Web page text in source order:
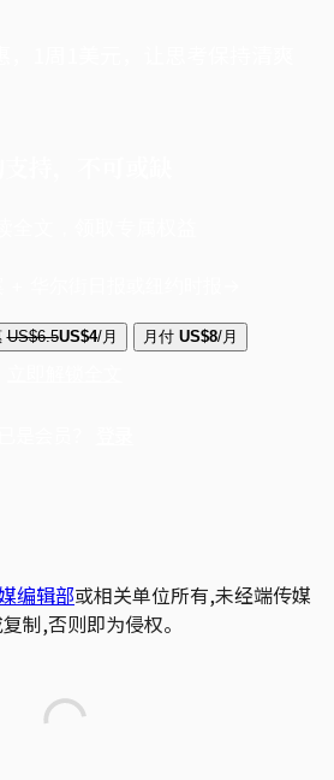
US$6.5US$4/月 月付 US$8/月
编辑部或相关单位所有,未经端传媒
制,否则即为侵权。